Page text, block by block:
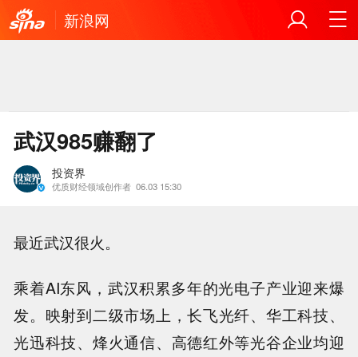
新浪网
武汉985赚翻了
投资界
优质财经领域创作者 06.03 15:30
最近武汉很火。
乘着AI东风，武汉积累多年的光电子产业迎来爆
发。映射到二级市场上，长飞光纤、华工科技、
光迅科技、烽火通信、高德红外等光谷企业均迎